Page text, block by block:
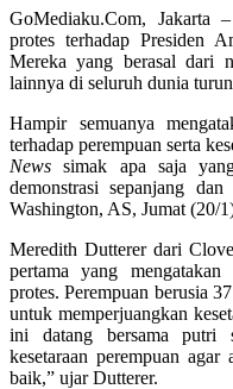
GoMediaku.Com, Jakarta
protes terhadap Presiden
Mereka yang berasal dari
lainnya di seluruh dunia
Hampir semuanya
terhadap perempuan serta
News simak apa saja
demonstrasi sepanjang
Washington, AS, Jumat (20/
Meredith Dutterer dari
pertama yang
protes. Perempuan berusia
untuk memperjuangkan
ini datang bersama putri
kesetaraan perempuan
baik,” ujar Dutterer.